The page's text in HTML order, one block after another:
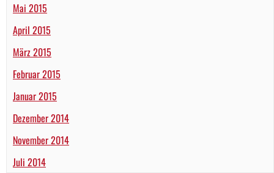
Mai 2015
April 2015
März 2015
Februar 2015
Januar 2015
Dezember 2014
November 2014
Juli 2014